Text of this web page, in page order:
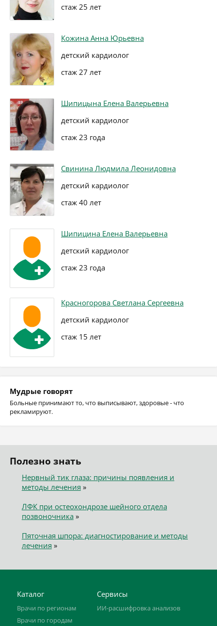
стаж 25 лет
Кожина Анна Юрьевна
детский кардиолог
стаж 27 лет
Шипицына Елена Валерьевна
детский кардиолог
стаж 23 года
Свинина Людмила Леонидовна
детский кардиолог
стаж 40 лет
Шипицина Елена Валерьевна
детский кардиолог
стаж 23 года
Красногорова Светлана Сергеевна
детский кардиолог
стаж 15 лет
Мудрые говорят
Больные принимают то, что выписывают, здоровые - что
рекламируют.
Полезно знать
Нервный тик глаза: причины появления и
методы лечения »
ЛФК при остеохондрозе шейного отдела
позвоночника»
Пяточная шпора: диагностирование и методы
лечения »
Каталог
Врачи по регионам
Врачи по городам
Сервисы
ИИ-расшифровка анализов